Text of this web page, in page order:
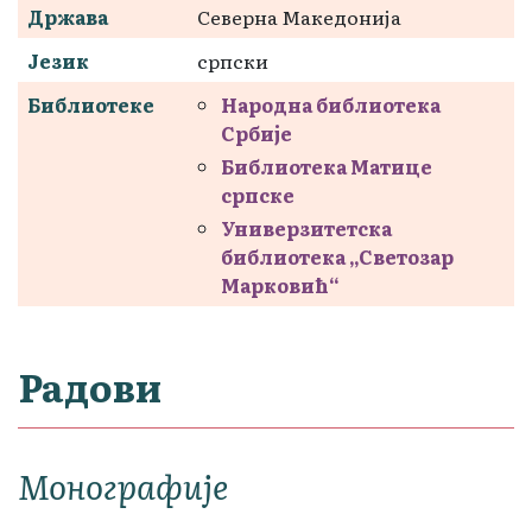
Држава
Северна Македонија
Језик
српски
Библиотеке
Народна библиотека
Србије
Библиотека Матице
српске
Универзитетска
библиотека „Светозар
Марковић“
Радови
Монографије